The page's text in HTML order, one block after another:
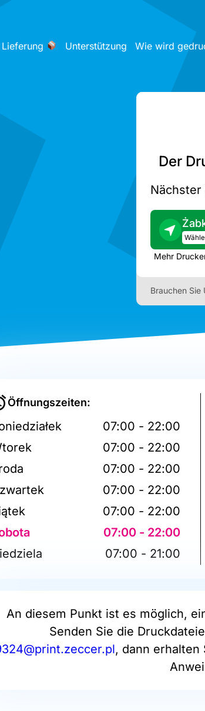
Unterstützung Wie wird
Der
Brauchen Sie
Öffnungszeiten:
07:00 - 22:00
07:00 - 22:00
07:00 - 22:00
07:00 - 22:00
07:00 - 22:00
07:00 - 22:00
07:00 - 21:00
An diesem Punkt ist es möglich,
Senden Sie die
, dann